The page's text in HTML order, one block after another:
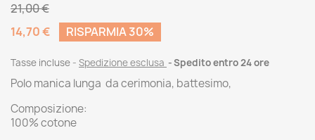
21,00 €
14,70 €
RISPARMIA 30%
Tasse incluse Spedizione esclusa Spedito entro 24 ore
Polo manica lunga da cerimonia, battesimo,
Composizione:
100% cotone